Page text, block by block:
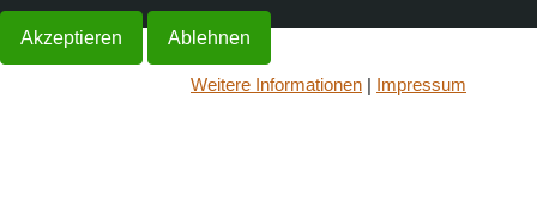
Akzeptieren Ablehnen
Weitere Informationen | Impressum